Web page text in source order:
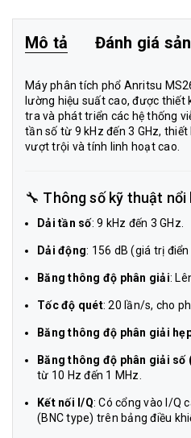
Mô tả Đánh giá
Máy phân tích phổ Anritsu
lường hiệu suất cao, được thiết
tra và phát triển các hệ thống
tần số từ 9 kHz đến 3 GHz,
vượt trội và tính linh hoạt cao.
🔧 Thông số kỹ thuật nổi
Dải tần số: 9 kHz đến 3 GHz.
Dải động: 156 dB (giá trị điển
Băng thông độ phân giải:
Tốc độ quét: 20 lần/s, cho
Băng thông độ phân giải
Băng thông độ phân giải số
từ 10 Hz đến 1 MHz.
Kết nối I/Q: Có cổng vào I/Q
(BNC type) trên bảng điều